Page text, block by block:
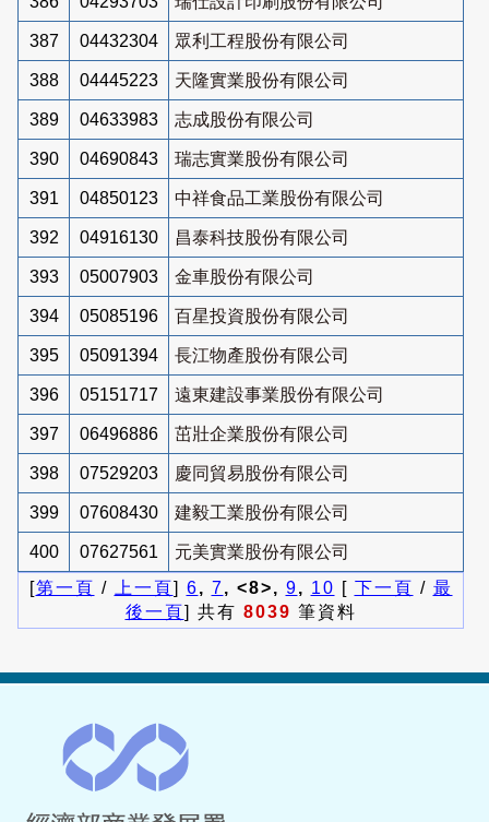
387 04432304 眾利工程股份有限公司
388 04445223 天隆實業股份有限公司
389 04633983 志成股份有限公司
390 04690843 瑞志實業股份有限公司
391 04850123 中祥食品工業股份有限公司
392 04916130 昌泰科技股份有限公司
393 05007903 金車股份有限公司
394 05085196 百星投資股份有限公司
395 05091394 長江物產股份有限公司
396 05151717 遠東建設事業股份有限公司
397 06496886 茁壯企業股份有限公司
398 07529203 慶同貿易股份有限公司
399 07608430 建毅工業股份有限公司
400 07627561
元美實業股份有限公司
[第一頁 / 上一頁] 6, 7, <8>, 9, 10 [ 下一頁 / 最
後一頁] 共有 8039 筆資料